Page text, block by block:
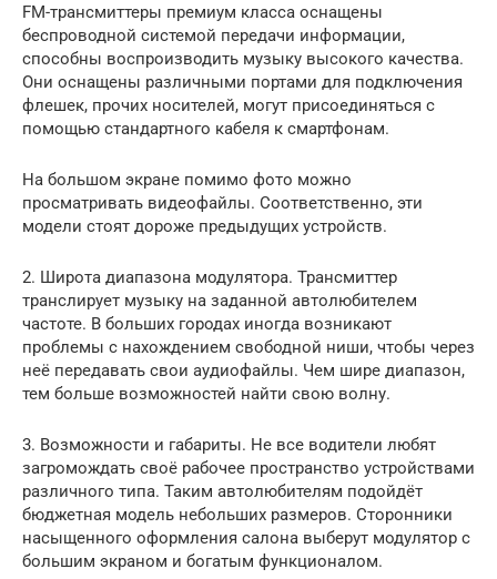
FM-трансмиттеры премиум класса оснащены
беспроводной системой передачи информации,
способны воспроизводить музыку высокого качества.
Они оснащены различными портами для подключения
флешек, прочих носителей, могут присоединяться с
помощью стандартного кабеля к смартфонам.
На большом экране помимо фото можно
просматривать видеофайлы. Соответственно, эти
модели стоят дороже предыдущих устройств.
2. Широта диапазона модулятора. Трансмиттер
транслирует музыку на заданной автолюбителем
частоте. В больших городах иногда возникают
проблемы с нахождением свободной ниши, чтобы через
неё передавать свои аудиофайлы. Чем шире диапазон,
тем больше возможностей найти свою волну.
3. Возможности и габариты. Не все водители любят
загромождать своё рабочее пространство устройствами
различного типа. Таким автолюбителям подойдёт
бюджетная модель небольших размеров. Сторонники
насыщенного оформления салона выберут модулятор с
большим экраном и богатым функционалом.